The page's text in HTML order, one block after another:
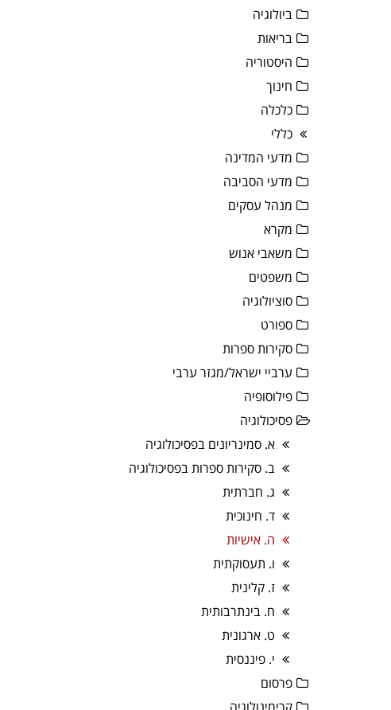
ביולוגיה
בריאות
היסטוריה
חינוך
כלכלה
כללי
מדעי המדינה
מדעי הסביבה
מנהל עסקים
מקרא
משאבי אנוש
משפטים
סוציולוגיה
ספורט
סקירות ספרות
ערביי ישראל/מגזר ערבי
פילוסופיה
פסיכולוגיה
א. סמינריונים בפסיכולוגיה
ב. סקירות ספרות בפסיכולוגיה
ג. חברתית
ד. חינוכית
ה. אישיות
ו. תעסוקתית
ז. קלינית
ח. בינתרבותית
ט. ארגונית
י. פיננסית
פרסום